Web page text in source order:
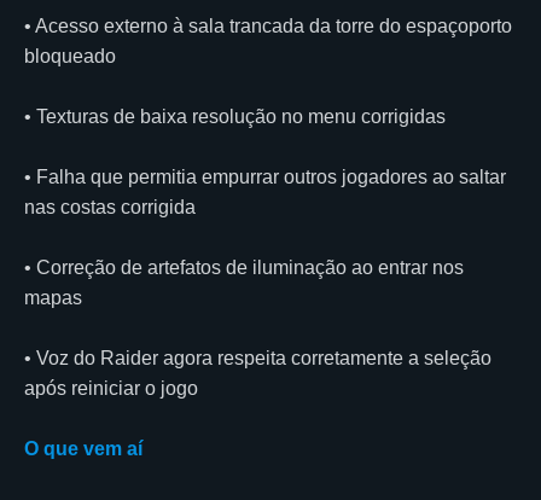
• Acesso externo à sala trancada da torre do espaçoporto
bloqueado
• Texturas de baixa resolução no menu corrigidas
• Falha que permitia empurrar outros jogadores ao saltar
nas costas corrigida
• Correção de artefatos de iluminação ao entrar nos
mapas
• Voz do Raider agora respeita corretamente a seleção
após reiniciar o jogo
O que vem aí